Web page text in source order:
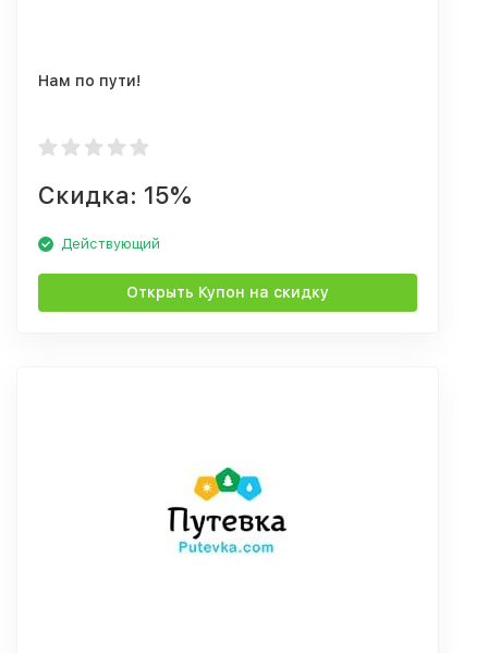
Нам по пути!
Скидка: 15%
Действующий
Открыть Купон на скидку